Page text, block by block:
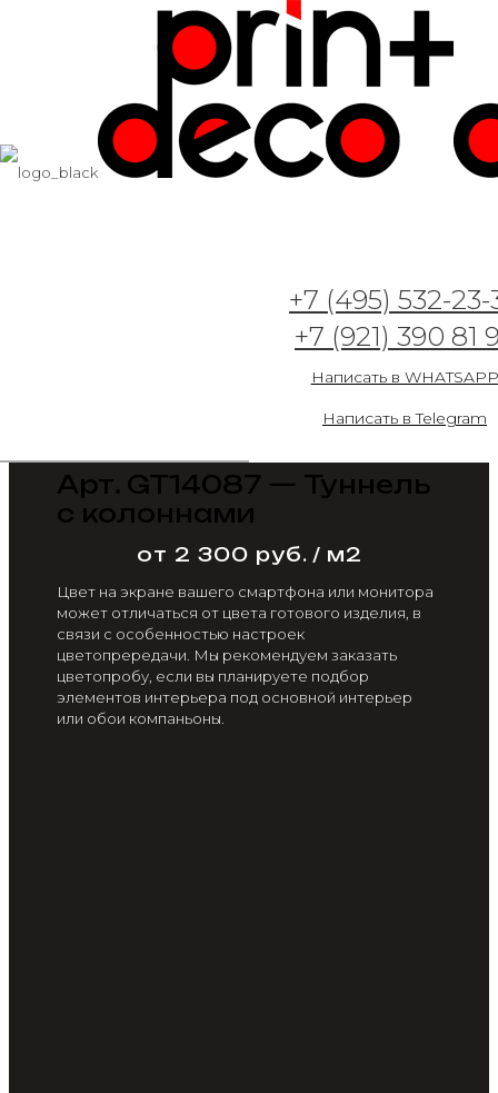
+7 (495) 532-23-
+7 (921) 390 81
Написать в WHATSAPP
Написать в Telegram
Арт. GT14087 — Туннель
с колоннами
от 2 300 руб. / м2
Цвет на экране вашего смартфона или монитора
может отличаться от цвета готового изделия, в
связи с особенностью настроек
цветопрередачи. Мы рекомендуем заказать
цветопробу, если вы планируете подбор
элементов интерьера под основной интерьер
или обои компаньоны.